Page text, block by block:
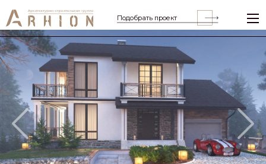
Подобрать проект
Previous